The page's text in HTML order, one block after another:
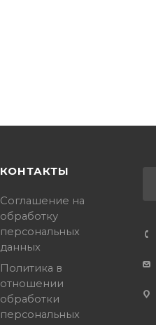
КОНТАКТЫ
Соглашение на
обработку
персональных
данных
Политика в
отношении
обработки
персональных